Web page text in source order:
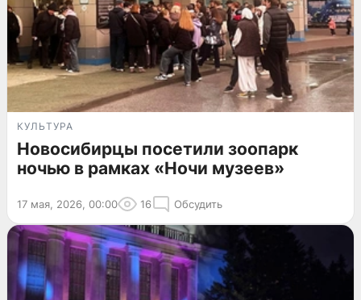
КУЛЬТУРА
Новосибирцы посетили зоопарк
ночью в рамках «Ночи музеев»
17 мая, 2026, 00:00 16 Обсудить